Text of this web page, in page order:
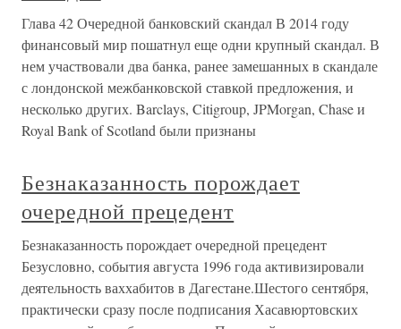
Глава 42 Очередной банковский скандал В 2014 году
финансовый мир пошатнул еще одни крупный скандал. В
нем участвовали два банка, ранее замешанных в скандале
с лондонской межбанковской ставкой предложения, и
несколько других. Barclays, Citigroup, JPMorgan, Chase и
Royal Bank of Scotland были признаны
Безнаказанность порождает
очередной прецедент
Безнаказанность порождает очередной прецедент
Безусловно, события августа 1996 года активизировали
деятельность ваххабитов в Дагестане.Шестого сентября,
практически сразу после подписания Хасавюртовских